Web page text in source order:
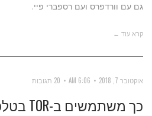
גם עם וורדפרס ועם רספברי פיי.
קרא עוד ←
אוקטובר 7, 2018 6:06 AM 20 תגובות
כך משתמשים ב-TOR בטלפון נייד